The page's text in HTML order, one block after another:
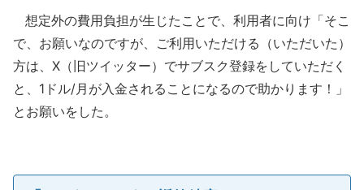
想定外の費用負担が生じたことで、利用者に向け「そこ
で、お願いなのですが、ご利用いただける（いただいた）
方は、X（旧ツイッター）でサブスク登録をしていただく
と、1ドル/月が入金されることになるので助かります！」
とお願いをした。